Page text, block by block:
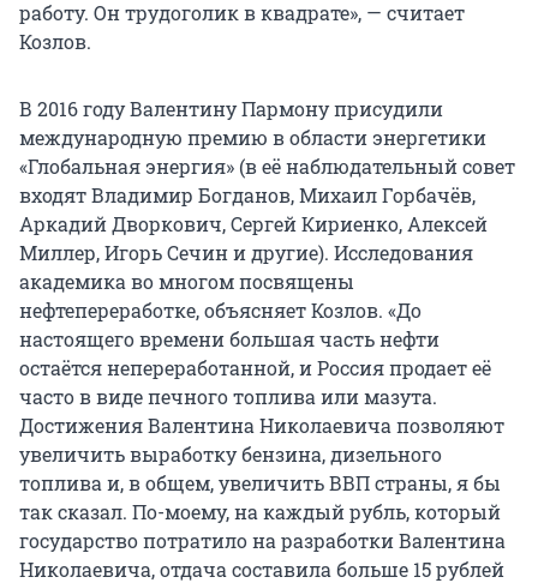
работу. Он трудоголик в квадрате», — считает
Козлов.
В 2016 году Валентину Пармону присудили
международную премию в области энергетики
«Глобальная энергия» (в её наблюдательный совет
входят Владимир Богданов, Михаил Горбачёв,
Аркадий Дворкович, Сергей Кириенко, Алексей
Миллер, Игорь Сечин и другие). Исследования
академика во многом посвящены
нефтепереработке, объясняет Козлов. «До
настоящего времени большая часть нефти
остаётся непереработанной, и Россия продает её
часто в виде печного топлива или мазута.
Достижения Валентина Николаевича позволяют
увеличить выработку бензина, дизельного
топлива и, в общем, увеличить ВВП страны, я бы
так сказал. По-моему, на каждый рубль, который
государство потратило на разработки Валентина
Николаевича, отдача составила больше 15 рублей